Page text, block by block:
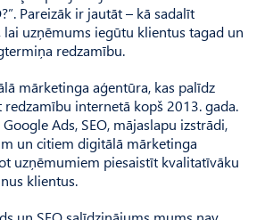
Pareizāk ir jautāt – kā sadalīt
uzņēmums iegūtu klientus tagad un
redzamību.
mārketinga aģentūra, kas palīdz
internetā kopš 2013. gada.
Ads, SEO, mājaslapu izstrādi,
un citiem digitālā mārketinga
uzņēmumiem piesaistīt kvalitatīvāku
klientus.